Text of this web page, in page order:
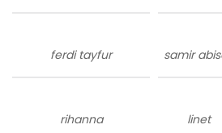
ferdi tayfur samir
rihanna linet